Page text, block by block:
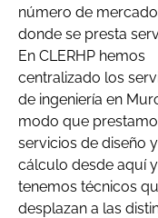
número de
donde se presta
En CLERHP hemos
centralizado los
de ingeniería en
modo que
servicios de diseño y
cálculo desde aquí y
tenemos técnicos
desplazan a las